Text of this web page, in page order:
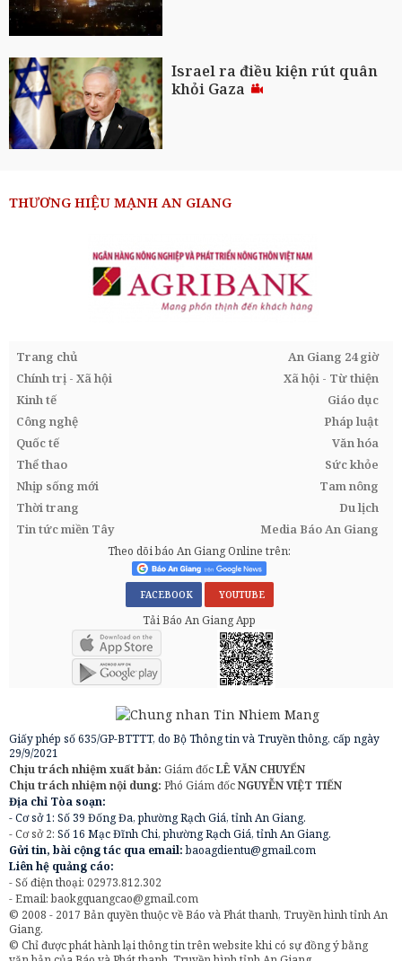
Israel ra điều kiện rút quân
khỏi Gaza
THƯƠNG HIỆU MẠNH AN GIANG
Trang chủ
An Giang 24 giờ
Chính trị - Xã hội
Xã hội - Từ thiện
Kinh tế
Giáo dục
Công nghệ
Pháp luật
Quốc tế
Văn hóa
Thể thao
Sức khỏe
Nhịp sống mới
Tam nông
Thời trang
Du lịch
Tin tức miền Tây
Media Báo An Giang
Theo dõi báo An Giang Online trên:
FACEBOOK YOUTUBE
Tải Báo An Giang App
Giấy phép số 635/GP-BTTTT, do Bộ Thông tin và Truyền thông, cấp ngày
29/9/2021
Chịu trách nhiệm xuất bản: Giám đốcLÊ VĂN CHUYỂN
Chịu trách nhiệm nội dung: Phó Giám đốcNGUYỄN VIỆT TIẾN
Địa chỉ Tòa soạn:
- Cơ sở 1: Số 39 Đống Đa, phường Rạch Giá, tỉnh An Giang.
- Cơ sở 2: Số 16 Mạc Đĩnh Chi, phường Rạch Giá, tỉnh An Giang.
Gửi tin, bài cộng tác qua email:baoagdientu@gmail.com
Liên hệ quảng cáo:
- Số điện thoại: 02973.812.302
- Email:baokgquangcao@gmail.com
© 2008 - 2017 Bản quyền thuộc về Báo và Phát thanh, Truyền hình tỉnh An
Giang.
© Chỉ được phát hành lại thông tin trên website khi có sự đồng ý bằng